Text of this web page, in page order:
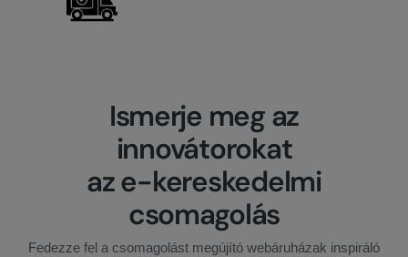
Ismerje meg az
innovátorokat
az e-kereskedelmi
csomagolás
Fedezze fel a csomagolást megújító webáruházak inspiráló